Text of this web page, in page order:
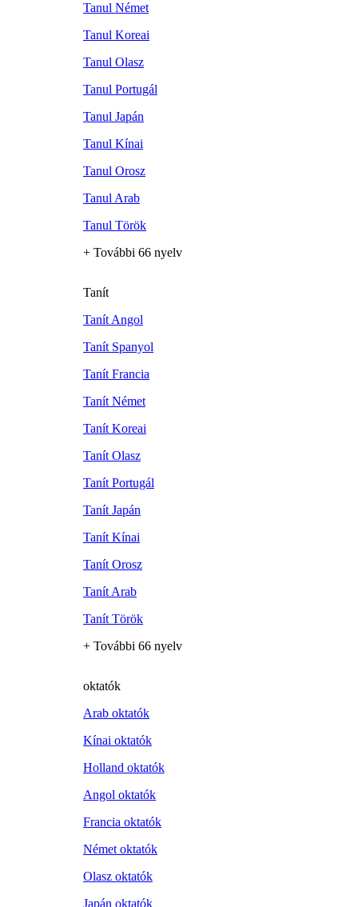
Tanul Német
Tanul Koreai
Tanul Olasz
Tanul Portugál
Tanul Japán
Tanul Kínai
Tanul Orosz
Tanul Arab
Tanul Török
+ További 66 nyelv
Tanít
Tanít Angol
Tanít Spanyol
Tanít Francia
Tanít Német
Tanít Koreai
Tanít Olasz
Tanít Portugál
Tanít Japán
Tanít Kínai
Tanít Orosz
Tanít Arab
Tanít Török
+ További 66 nyelv
oktatók
Arab oktatók
Kínai oktatók
Holland oktatók
Angol oktatók
Francia oktatók
Német oktatók
Olasz oktatók
Japán oktatók